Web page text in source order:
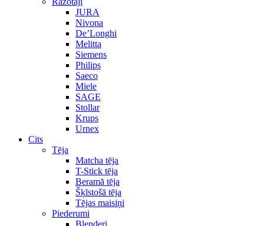
JURA
Nivona
De’Longhi
Melitta
Siemens
Philips
Saeco
Miele
SAGE
Stollar
Krups
Urnex
Cits
Tēja
Matcha tēja
T-Stick tēja
Beramā tēja
Šķīstošā tēja
Tējas maisiņi
Piederumi
Blenderi